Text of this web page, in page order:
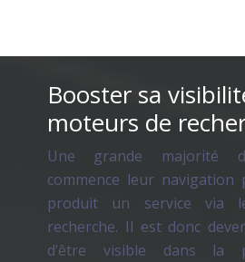
Booster sa
moteurs de
Une grande majorité
commence leur
produit un service via
recherche. Il est donc
d’être visible dans la